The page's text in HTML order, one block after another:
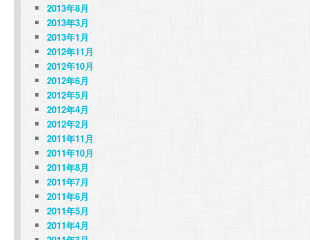
2013年8月
2013年3月
2013年1月
2012年11月
2012年10月
2012年6月
2012年5月
2012年4月
2012年2月
2011年11月
2011年10月
2011年8月
2011年7月
2011年6月
2011年5月
2011年4月